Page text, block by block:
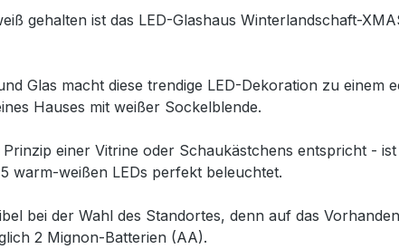
gehalten ist das LED-Glashaus Winterlandschaft-
Glas macht diese trendige LED-Dekoration zu einem
Hauses mit weißer Sockelblende.
einer Vitrine oder Schaukästchens entspricht -
warm-weißen LEDs perfekt beleuchtet.
bei der Wahl des Standortes, denn auf das
2 Mignon-Batterien (AA).